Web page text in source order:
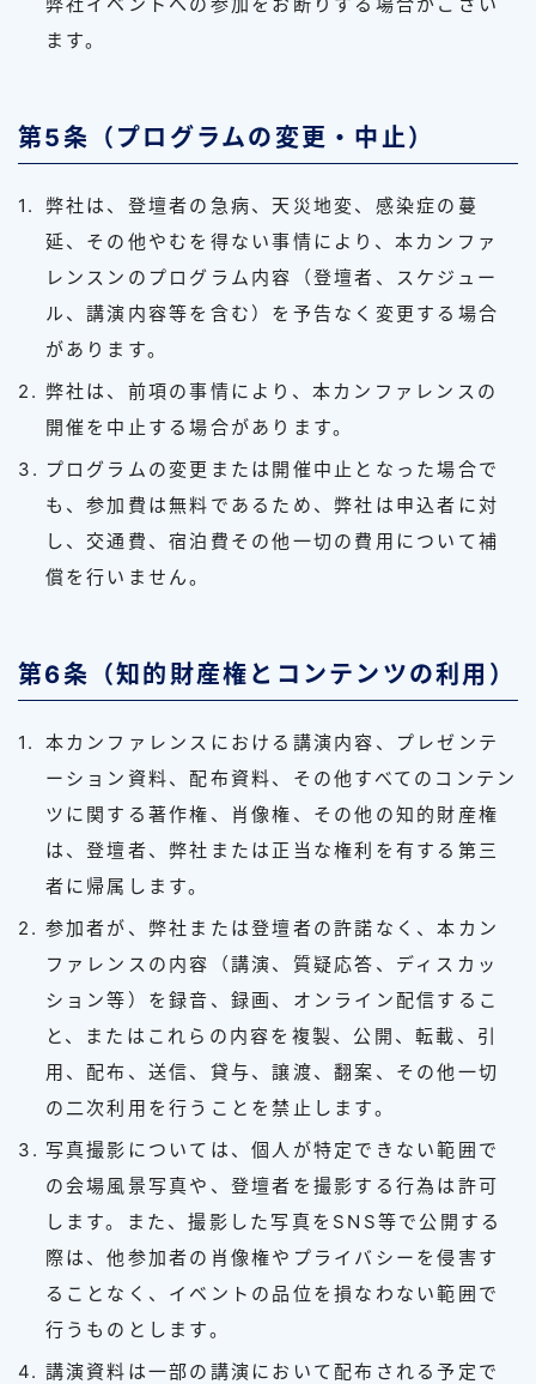
ます。
第5条（プログラムの変更・中止）
弊社は、登壇者の急病、天災地変、感染症の蔓
延、その他やむを得ない事情により、本カンファ
レンスンのプログラム内容（登壇者、スケジュー
ル、講演内容等を含む）を予告なく変更する場合
があります。
弊社は、前項の事情により、本カンファレンスの
開催を中止する場合があります。
プログラムの変更または開催中止となった場合で
も、参加費は無料であるため、弊社は申込者に対
し、交通費、宿泊費その他一切の費用について補
償を行いません。
第6条（知的財産権とコンテンツの利用）
本カンファレンスにおける講演内容、プレゼンテ
ーション資料、配布資料、その他すべてのコンテン
ツに関する著作権、肖像権、その他の知的財産権
は、登壇者、弊社または正当な権利を有する第三
者に帰属します。
参加者が、弊社または登壇者の許諾なく、本カン
ファレンスの内容（講演、質疑応答、ディスカッ
ション等）を録音、録画、オンライン配信するこ
と、またはこれらの内容を複製、公開、転載、引
用、配布、送信、貸与、譲渡、翻案、その他一切
の二次利用を行うことを禁止します。
写真撮影については、個人が特定できない範囲で
の会場風景写真や、登壇者を撮影する行為は許可
します。また、撮影した写真をSNS等で公開する
際は、他参加者の肖像権やプライバシーを侵害す
ることなく、イベントの品位を損なわない範囲で
行うものとします。
講演資料は一部の講演において配布される予定で